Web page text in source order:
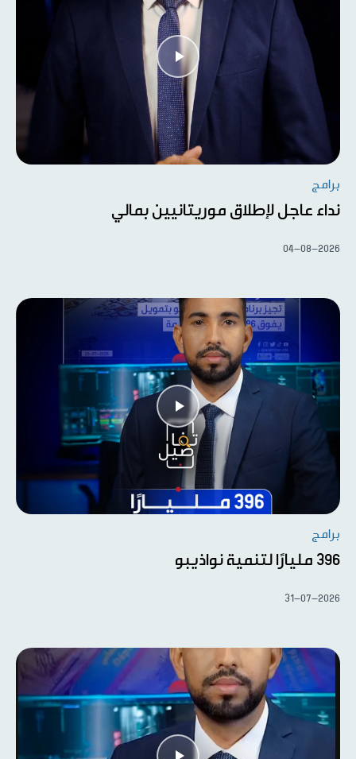
برامج
نداء عاجل لإطلاق موريتانيين بمالي
04-08-2026
برامج
396 مليارًا لتنمية نواذيبو
31-07-2026